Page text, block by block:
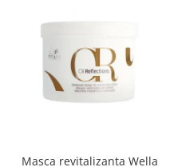
Masca revitalizanta Wella